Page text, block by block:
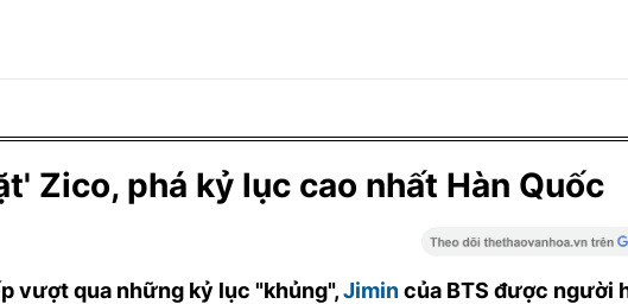
Zico, phá kỷ lục cao nhất Hàn Quốc
vượt qua những kỷ lục "khủng",Jimincủa BTS được người